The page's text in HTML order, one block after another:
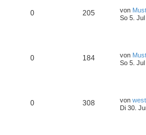
0 205 von
So 5.
0 184 von
So 5.
0 308 von
Di 30.